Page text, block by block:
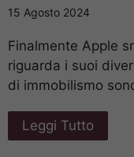
15 Agosto 2024
Finalmente Apple
riguarda i suoi
di immobilismo
Leggi Tutto